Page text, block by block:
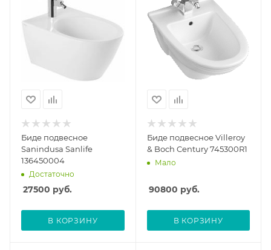
Биде подвесное
Sanindusa Sanlife
136450004
Достаточно
27500 руб.
В КОРЗИНУ
Биде подвесное Villeroy
& Boch Century 745300R1
Мало
90800 руб.
В КОРЗИНУ